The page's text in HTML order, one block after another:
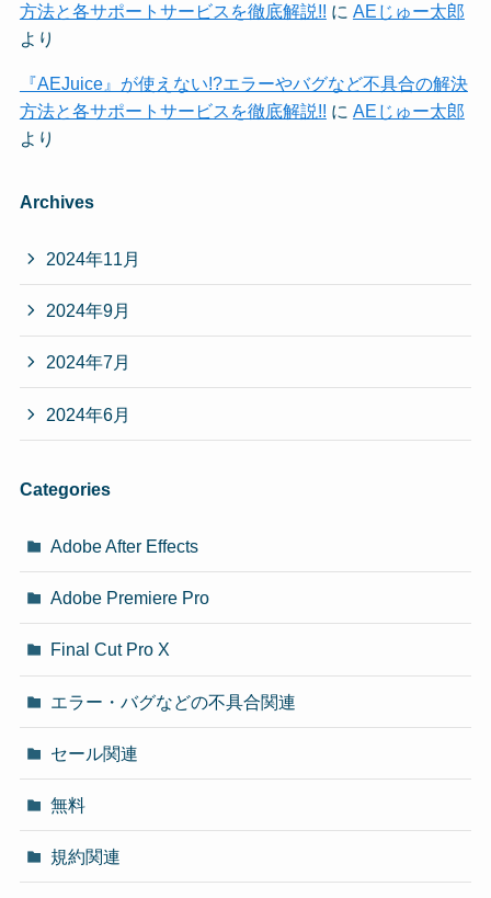
方法と各サポートサービスを徹底解説!! に AEじゅー太郎
より
『AEJuice』が使えない!?エラーやバグなど不具合の解決
方法と各サポートサービスを徹底解説!! に AEじゅー太郎
より
Archives
2024年11月
2024年9月
2024年7月
2024年6月
Categories
Adobe After Effects
Adobe Premiere Pro
Final Cut Pro X
エラー・バグなどの不具合関連
セール関連
無料
規約関連